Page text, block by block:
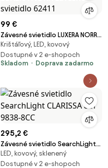
99 €
Závesné svietidlo LUXERA NORR
závesné svietidlo 62411
Krištáľový, LED, kovový
Dostupné v 2 e-shopoch
Skladom
Doprava zadarmo
295,2 €
Závesné svietidlo SearchLight
CLARISSA 8LT 9838-8CC
LED, kovový, sklenený
Dostupné v 2 e-shopoch